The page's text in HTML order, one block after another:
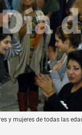
y mujeres de todas las